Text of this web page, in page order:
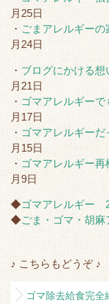
月25日
・ごまアレルギー
月24日
・ ブログにかける
月21日
・ ゴマアレルギー
月17日
・ ゴマアレルギー
月15日
・ ゴマアレルギー再
月9日
◆ゴマアレルギー
◆ごま・ゴマ・胡
♪ こちらもどうぞ ♪
ゴマ除去給食完全